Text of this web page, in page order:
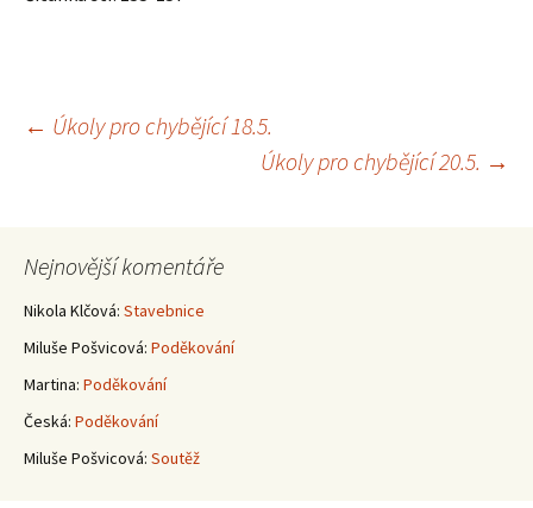
Navigace
příspěvky
← Úkoly pro chybějící 18.5.
Úkoly pro chybějící 20.5. →
Nejnovější komentáře
Nikola Klčová: Stavebnice
Miluše Pošvicová: Poděkování
Martina: Poděkování
Česká: Poděkování
Miluše Pošvicová: Soutěž